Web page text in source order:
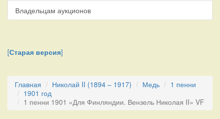
Владельцам аукционов
[Старая версия]
Главная Николай II (1894 – 1917) Медь
1 пенни
1901 год
1 пенни 1901 «Для Финляндии. Вензель Николая II» VF